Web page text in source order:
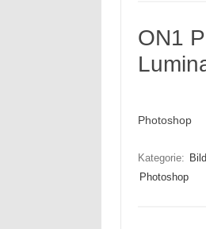
ON1
Photoshop
Kategorie:
Photoshop